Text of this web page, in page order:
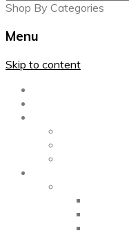
Shop By Categories
Menu
Skip to content